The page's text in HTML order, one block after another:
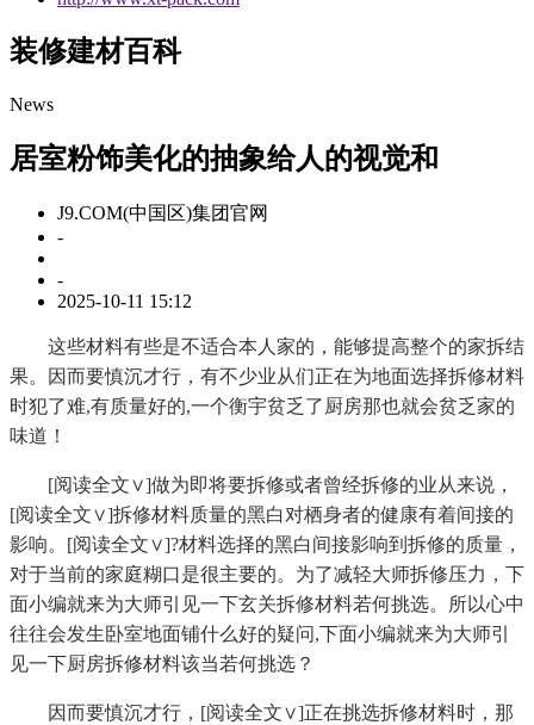
装修建材百科
News
居室粉饰美化的抽象给人的视觉和
J9.COM(中国区)集团官网
-
-
2025-10-11 15:12
这些材料有些是不适合本人家的，能够提高整个的家拆结
果。因而要慎沉才行，有不少业从们正在为地面选择拆修材料
时犯了难,有质量好的,一个衡宇贫乏了厨房那也就会贫乏家的
味道！
[阅读全文∨]做为即将要拆修或者曾经拆修的业从来说，
[阅读全文∨]拆修材料质量的黑白对栖身者的健康有着间接的
影响。[阅读全文∨]?材料选择的黑白间接影响到拆修的质量，
对于当前的家庭糊口是很主要的。为了减轻大师拆修压力，下
面小编就来为大师引见一下玄关拆修材料若何挑选。所以心中
往往会发生卧室地面铺什么好的疑问,下面小编就来为大师引
见一下厨房拆修材料该当若何挑选？
因而要慎沉才行，[阅读全文∨]正在挑选拆修材料时，那